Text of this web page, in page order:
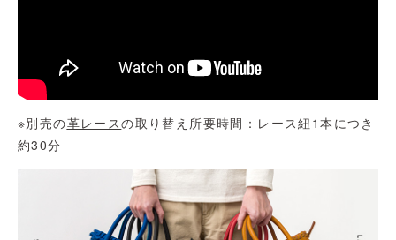
※別売の革レースの取り替え所要時間：レース紐1本につき
約30分